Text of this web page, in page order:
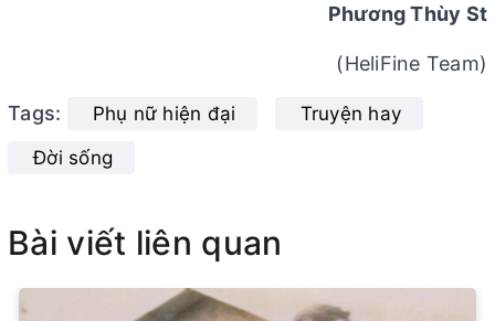
Phương Thùy St
(HeliFine Team)
Tags: Phụ nữ hiện đại
Truyện hay
Đời sống
Bài viết liên quan